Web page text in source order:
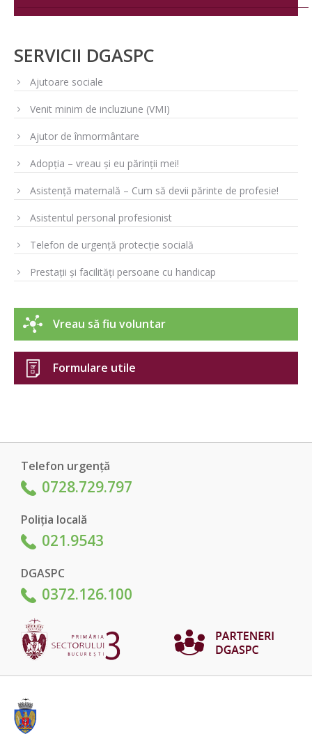
SERVICII DGASPC
Ajutoare sociale
Venit minim de incluziune (VMI)
Ajutor de înmormântare
Adopția – vreau și eu părinții mei!
Asistență maternală – Cum să devii părinte de profesie!
Asistentul personal profesionist
Telefon de urgență protecție socială
Prestații și facilități persoane cu handicap
Vreau să fiu voluntar
Formulare utile
Telefon urgență
0728.729.797
Poliția locală
021.9543
DGASPC
0372.126.100